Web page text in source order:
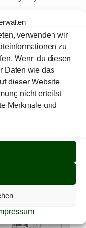
verwenden wir
zu
Wenn du diesen
Daten wie das
dieser Website
nicht erteilst
Merkmale und
und freuen uns
unter den